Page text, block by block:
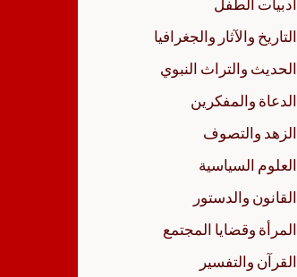
أدبيات الطفل
التاريخ والآثار والجغرافيا
الحديث والتراث النبوي
الدعاة والمفكرين
الزهد والتصوف
العلوم السياسية
القانون والدستور
المرأة وقضايا المجتمع
القرآن والتفسير